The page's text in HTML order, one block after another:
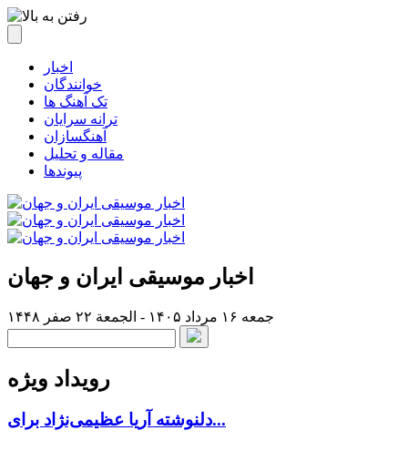
اخبار
خوانندگان
تک آهنگ ها
ترانه سرایان
آهنگسازان
مقاله و تحلیل
پیوندها
اخبار موسیقی ایران و جهان
جمعه ۱۶ مرداد ۱۴۰۵ - الجمعة ۲۲ صفر ۱۴۴۸
رویداد ویژه
دلنوشته آریا عظیمی‌نژاد برای...